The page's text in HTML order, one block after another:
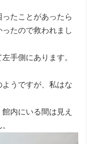
たことがあったら
たので救われまし
手側にあります。
うですが、私はな
内にいる間は見え